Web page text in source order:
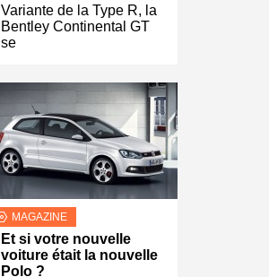
Variante de la Type R, la
Bentley Continental GT
se
MAGAZINE
Et si votre nouvelle
voiture était la nouvelle
Polo ?